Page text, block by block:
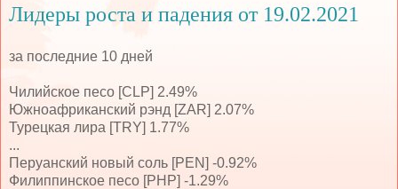
Лидеры роста и падения от 19.02.2021
за последние 10 дней
Чилийское песо [CLP] 2.49%
Южноафриканский рэнд [ZAR] 2.07%
Турецкая лира [TRY] 1.77%
...
Перуанский новый соль [PEN] -0.92%
Филиппинское песо [PHP] -1.29%